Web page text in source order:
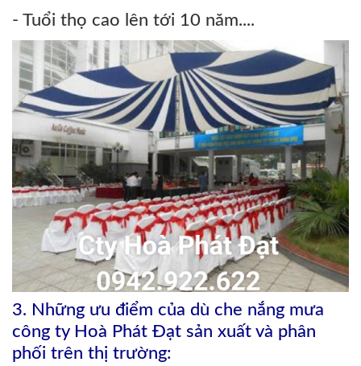
- Tuổi thọ cao lên tới 10 năm....
3. Những ưu điểm của dù che nắng mưa
công ty Hoà Phát Đạt sản xuất và phân
phối trên thị trường: